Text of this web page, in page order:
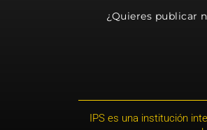
¿Quieres publicar
IPS es una institución